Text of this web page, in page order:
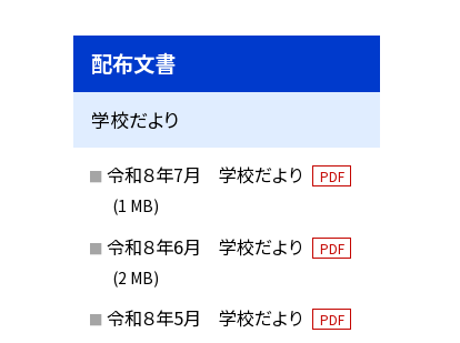
配布文書
学校だより
令和８年7月 学校だより PDF
(1 MB)
令和８年6月 学校だより PDF
(2 MB)
令和８年5月 学校だより PDF